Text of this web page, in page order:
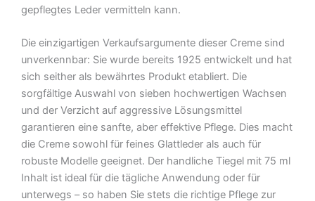
gepflegtes Leder vermitteln kann.
Die einzigartigen Verkaufsargumente dieser Creme sind
unverkennbar: Sie wurde bereits 1925 entwickelt und hat
sich seither als bewährtes Produkt etabliert. Die
sorgfältige Auswahl von sieben hochwertigen Wachsen
und der Verzicht auf aggressive Lösungsmittel
garantieren eine sanfte, aber effektive Pflege. Dies macht
die Creme sowohl für feines Glattleder als auch für
robuste Modelle geeignet. Der handliche Tiegel mit 75 ml
Inhalt ist ideal für die tägliche Anwendung oder für
unterwegs – so haben Sie stets die richtige Pflege zur